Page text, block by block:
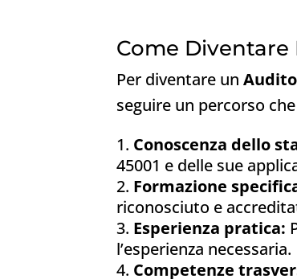
Come Diventare
Per diventare un
seguire un percorso
Conoscenza dello
45001 e delle sue
Formazione
riconosciuto e
Esperienza pratica:
l’esperienza necessaria.
Competenze